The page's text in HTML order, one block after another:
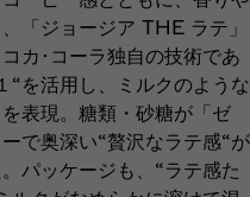
「ジョージア THE ラテ」
カ･コーラ独自の技術であ
を活用し、ミルクのような
表現。糖類・砂糖が「ゼ
で奥深い“贅沢なラテ感“が
パッケージも、“ラテ感た